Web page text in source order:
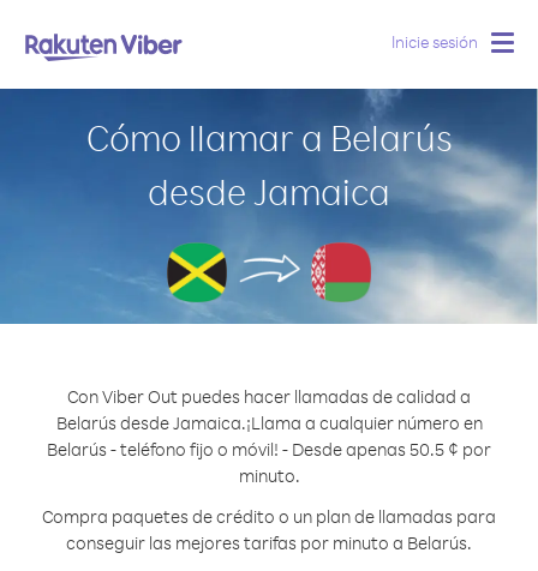
Inicie sesión
Cómo llamar a Belarús
desde Jamaica
Con Viber Out puedes hacer llamadas de calidad a
Belarús desde Jamaica.¡Llama a cualquier número en
Belarús - teléfono fijo o móvil! - Desde apenas 50.5 ¢ por
minuto.
Compra paquetes de crédito o un plan de llamadas para
conseguir las mejores tarifas por minuto a Belarús.